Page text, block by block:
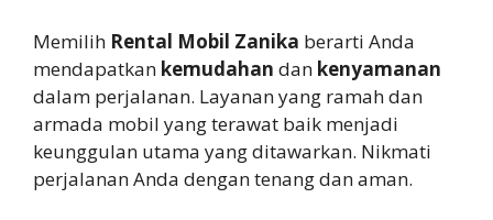
Memilih Rental Mobil Zanika berarti Anda
mendapatkan kemudahan dan kenyamanan
dalam perjalanan. Layanan yang ramah dan
armada mobil yang terawat baik menjadi
keunggulan utama yang ditawarkan. Nikmati
perjalanan Anda dengan tenang dan aman.